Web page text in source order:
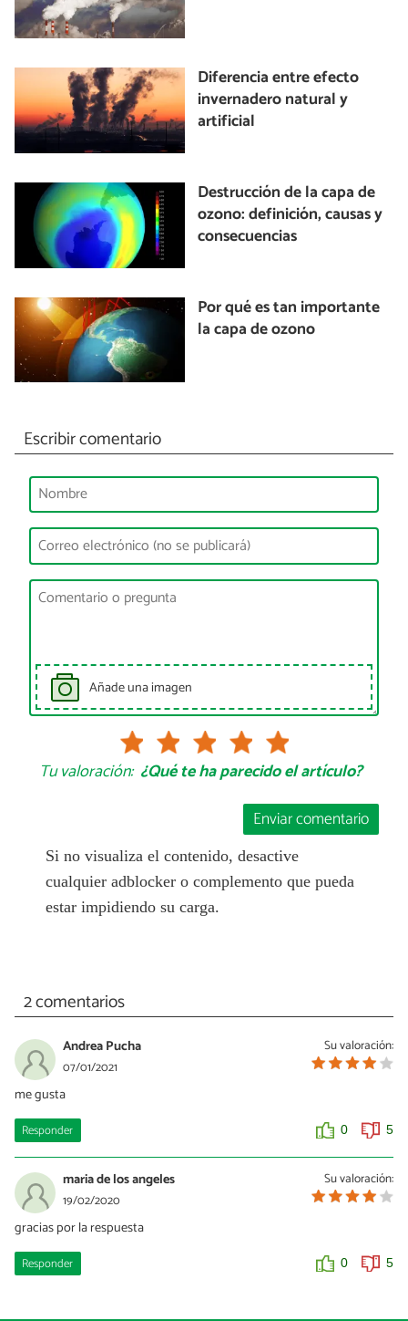
Diferencia entre efecto
invernadero natural y
artificial
Destrucción de la capa de
ozono: definición, causas y
consecuencias
Por qué es tan importante
la capa de ozono
Escribir comentario
Añade una imagen
Tu valoración: ¿Qué te ha parecido el artículo?
Enviar comentario
Si no visualiza el contenido, desactive
cualquier adblocker o complemento que pueda
estar impidiendo su carga.
2 comentarios
Su valoración:
Andrea Pucha
07/01/2021
me gusta
Responder 0 5
Su valoración:
maria de los angeles
19/02/2020
gracias por la respuesta
Responder 0 5